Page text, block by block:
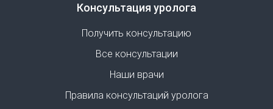
Консультация уролога
Получить консультацию
Все консультации
Наши врачи
Правила консультаций уролога